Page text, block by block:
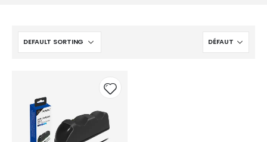
Add to
wishlist